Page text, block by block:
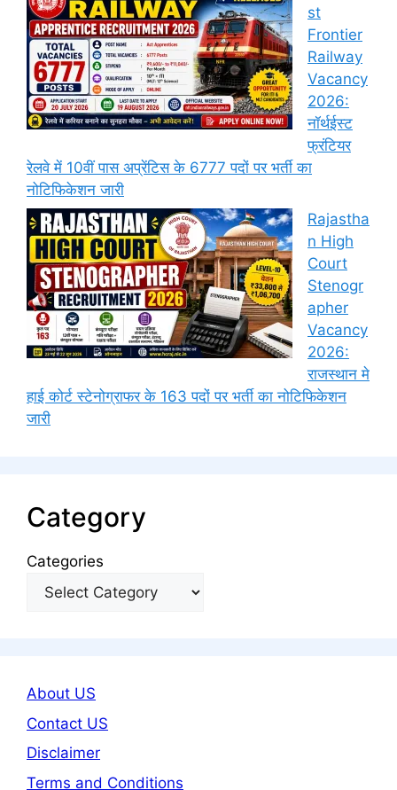
st
Frontier
Railway
Vacancy
2026:
नॉर्थईस्ट
फ्रंटियर
रेलवे में 10वीं पास अप्रेंटिस के 6777 पदों पर भर्ती का
नोटिफिकेशन जारी
Rajastha
n High
Court
Stenogr
apher
Vacancy
2026:
राजस्थान मे
हाई कोर्ट स्टेनोग्राफर के 163 पदों पर भर्ती का नोटिफिकेशन
जारी
Category
Categories
About US
Contact US
Disclaimer
Terms and Conditions